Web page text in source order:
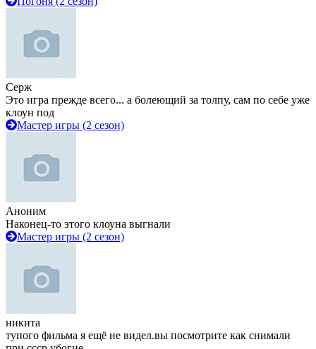
Серж
Это игра прежде всего... а болеющий за толпу, сам по себе уже
клоун под
Мастер игры (2 сезон)
Аноним
Наконец-то этого клоуна выгнали
Мастер игры (2 сезон)
никита
тупого фильма я ещё не видел.вы посмотрите как снимали